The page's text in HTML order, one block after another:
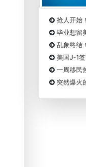
抢人开始
毕业想留
乱象终结
美国J-1
一周移民
突然爆火